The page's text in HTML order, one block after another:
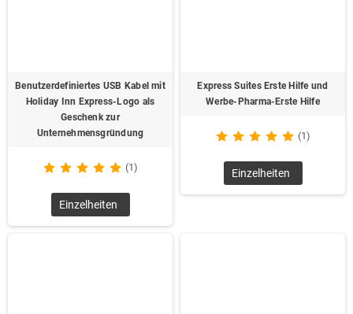
Benutzerdefiniertes USB Kabel mit
Holiday Inn Express-Logo als
Geschenk zur
Unternehmensgründung
(1)
Einzelheiten
Express Suites Erste Hilfe und
Werbe-Pharma-Erste Hilfe
(1)
Einzelheiten